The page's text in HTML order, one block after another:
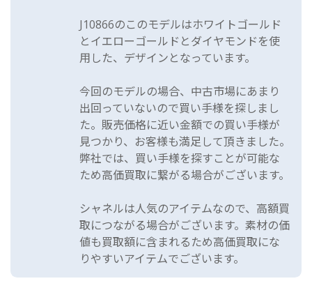
J10866のこのモデルはホワイトゴールド
とイエローゴールドとダイヤモンドを使
用した、デザインとなっています。
今回のモデルの場合、中古市場にあまり
出回っていないので買い手様を探しまし
た。販売価格に近い金額での買い手様が
見つかり、お客様も満足して頂きました。
弊社では、買い手様を探すことが可能な
ため高価買取に繋がる場合がございます。
シャネルは人気のアイテムなので、高額買
取につながる場合がございます。素材の価
値も買取額に含まれるため高価買取にな
りやすいアイテムでございます。